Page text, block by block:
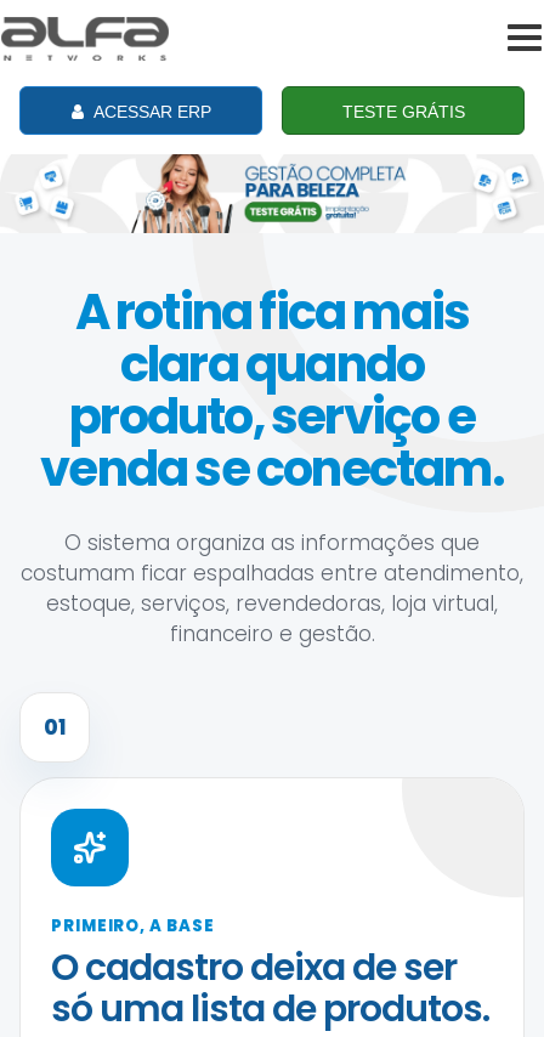
ACESSAR ERP TESTE GRÁTIS
A rotina fica mais
clara quando
produto, serviço e
venda se conectam.
O sistema organiza as informações que
costumam ficar espalhadas entre atendimento,
estoque, serviços, revendedoras, loja virtual,
financeiro e gestão.
01
PRIMEIRO, A BASE
O cadastro deixa de ser
só uma lista de produtos.